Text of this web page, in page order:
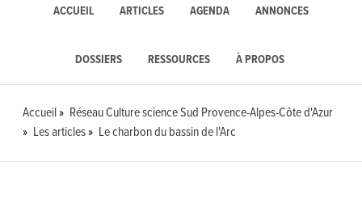
ACCUEIL ARTICLES AGENDA ANNONCES
DOSSIERS RESSOURCES À PROPOS
Accueil
Réseau Culture science Sud Provence-Alpes-Côte d'Azur
Les articles
Le charbon du bassin de l'Arc